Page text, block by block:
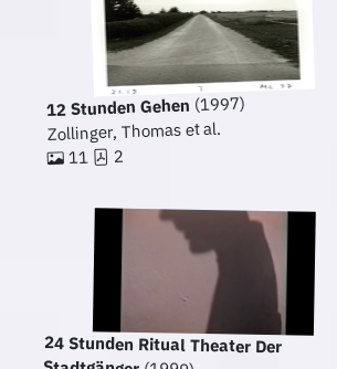
12 Stunden Gehen (1997)
Zollinger, Thomas et al.
11 2
24 Stunden Ritual Theater Der